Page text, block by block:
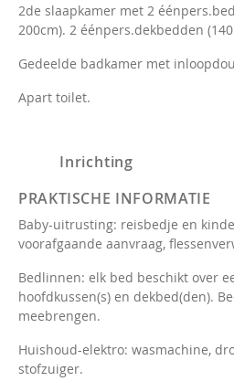
2de slaapkamer met 2
200cm). 2 éénpers.dekbedden
Gedeelde badkamer met
Apart toilet.
Inrichting
PRAKTISCHE INFORMATIE
Baby-uitrusting: reisbedje en
voorafgaande aanvraag,
Bedlinnen: elk bed beschikt over
hoofdkussen(s) en dekbed(den).
meebrengen.
Huishoud-elektro: wasmachine,
stofzuiger.